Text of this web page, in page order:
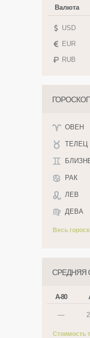
Валюта
USD
EUR
RUB
ОВЕН
ТЕЛЕЦ
РАК
ЛЕВ
ДЕВА
Весь
СРЕДНЯЯ
А-80
—
Стоимость